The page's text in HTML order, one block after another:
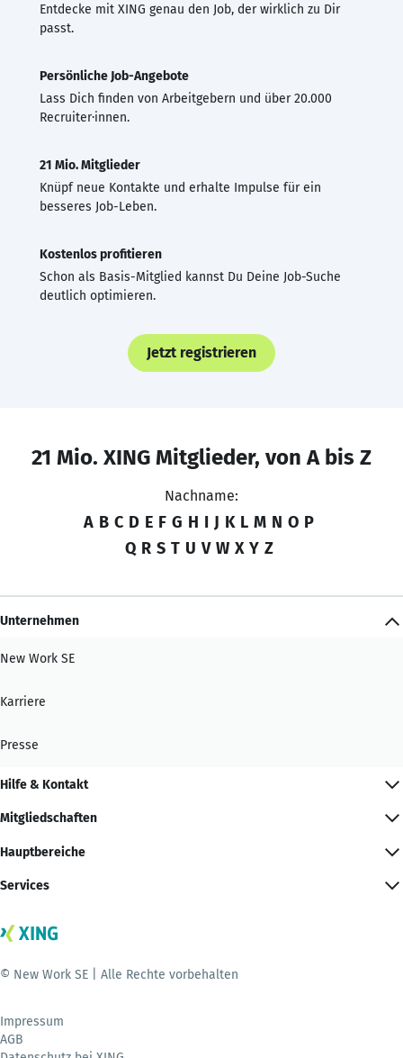
Entdecke mit XING genau den Job, der wirklich zu Dir
passt.
Persönliche Job-Angebote
Lass Dich finden von Arbeitgebern und über 20.000
Recruiter·innen.
21 Mio. Mitglieder
Knüpf neue Kontakte und erhalte Impulse für ein
besseres Job-Leben.
Kostenlos profitieren
Schon als Basis-Mitglied kannst Du Deine Job-Suche
deutlich optimieren.
Jetzt registrieren
21 Mio. XING Mitglieder, von A bis Z
Nachname:
A B C D E F G H I J K L M N O P
Q R S T U V W X Y Z
Unternehmen
New Work SE
Karriere
Presse
Hilfe & Kontakt
Mitgliedschaften
Hauptbereiche
Services
© New Work SE | Alle Rechte vorbehalten
Impressum
AGB